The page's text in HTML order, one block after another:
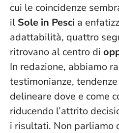
cui le coincidenze
il Sole in Pesci a
adattabilità, quattro
ritrovano al centro di
In redazione, abbiamo
testimonianze,
delineare dove e come
riducendo l’attrito
i risultati. Non parliamo